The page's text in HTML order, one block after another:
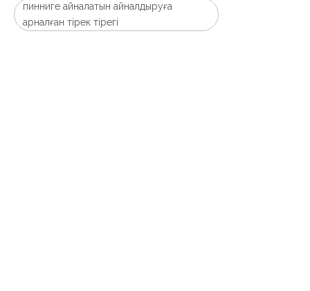
пинниге айналатын айналдыруға
арналған тірек тірегі